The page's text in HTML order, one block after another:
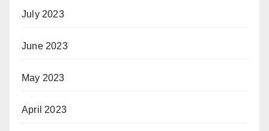
July 2023
June 2023
May 2023
April 2023